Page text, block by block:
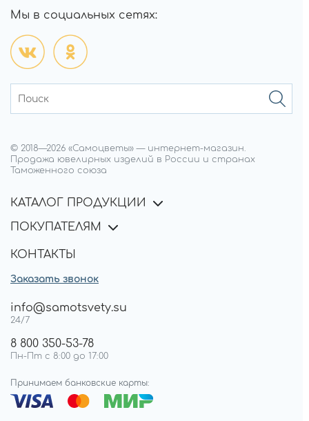
Мы в социальных сетях:
© 2018—2026 «Самоцветы» — интернет-магазин.
Продажа ювелирных изделий в России и странах
Таможенного союза
КАТАЛОГ ПРОДУКЦИИ
ПОКУПАТЕЛЯМ
КОНТАКТЫ
Заказать звонок
info@samotsvety.su
24/7
8 800 350-53-78
Пн-Пт с 8:00 до 17:00
Принимаем банковские карты: